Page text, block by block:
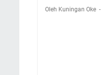
Oleh Kuningan Oke